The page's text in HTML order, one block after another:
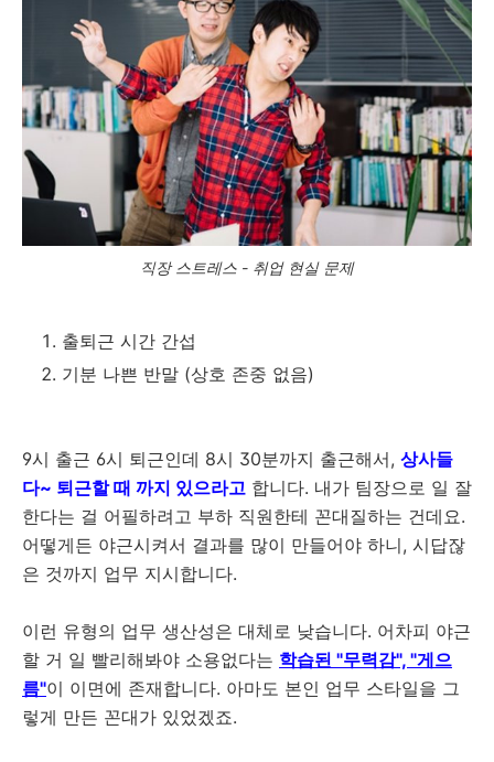
직장 스트레스 - 취업 현실 문제
출퇴근 시간 간섭
기분 나쁜 반말 (상호 존중 없음)
9시 출근 6시 퇴근인데 8시 30분까지 출근해서, 상사들
다~ 퇴근할 때 까지 있으라고 합니다. 내가 팀장으로 일 잘
한다는 걸 어필하려고 부하 직원한테 꼰대질하는 건데요.
어떻게든 야근시켜서 결과를 많이 만들어야 하니, 시답잖
은 것까지 업무 지시합니다.
이런 유형의 업무 생산성은 대체로 낮습니다. 어차피 야근
할 거 일 빨리해봐야 소용없다는 학습된 "무력감", "게으
름"이 이면에 존재합니다. 아마도 본인 업무 스타일을 그
렇게 만든 꼰대가 있었겠죠.